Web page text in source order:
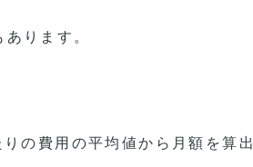
ります。
の費用の平均値から月額を算出